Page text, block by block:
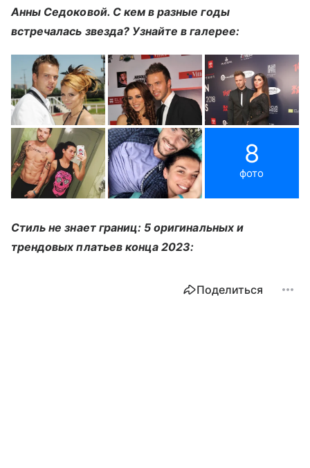
Анны Седоковой. С кем в разные годы
встречалась звезда? Узнайте в галерее:
8
фото
Стиль не знает границ: 5 оригинальных и
трендовых платьев конца 2023:
Поделиться